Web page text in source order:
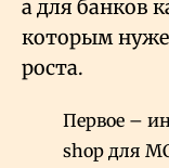
а для банков
которым
роста.
Первое –
shop для